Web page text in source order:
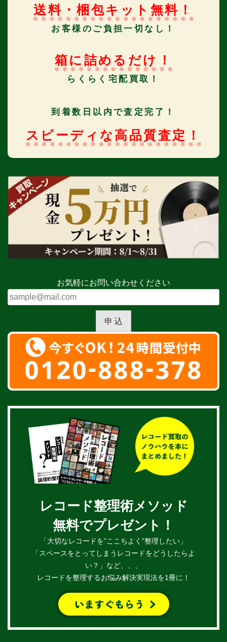
送料・梱包キット無料！
お客様のご負担一切なし！
箱に詰めるだけ！
らくらく宅配買取！
到着数日以内で査定完了！
スピーディな高品質査定！
お気軽にお問い合わせください
申 込
レコード整理術メソッド
無料でプレゼント！
「大切なレコードを”ここちよく”整理したい」
「スペースをとってしまうレコードをどうしたらよ
い？」など、、、
レコードを整理するお悩み解決実現法を1冊に！